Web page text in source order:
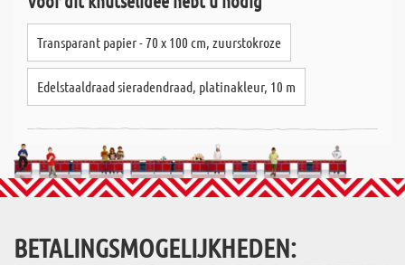
Transparant papier - 70 x 100 cm, zuurstokroze
Edelstaaldraad sieradendraad, platinakleur, 10 m
BETALINGSMOGELIJKHEDEN: